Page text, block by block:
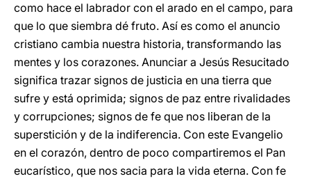
como hace el labrador con el arado en el campo, para
que lo que siembra dé fruto. Así es como el anuncio
cristiano cambia nuestra historia, transformando las
mentes y los corazones. Anunciar a Jesús Resucitado
significa trazar signos de justicia en una tierra que
sufre y está oprimida; signos de paz entre rivalidades
y corrupciones; signos de fe que nos liberan de la
superstición y de la indiferencia. Con este Evangelio
en el corazón, dentro de poco compartiremos el Pan
eucarístico, que nos sacia para la vida eterna. Con fe